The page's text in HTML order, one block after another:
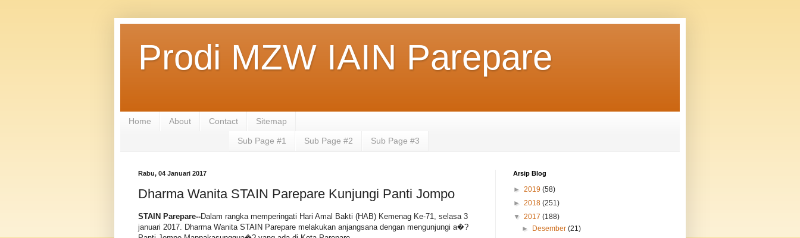
Prodi MZW IAIN Parepare
Home About Contact Sitemap
Sub Page #1 Sub Page #2 Sub Page #3
Rabu, 04 Januari 2017
Dharma Wanita STAIN Parepare Kunjungi Panti Jompo
STAIN Parepare--Dalam rangka memperingati Hari Amal Bakti (HAB) Kemenag Ke-71, selasa 3
januari 2017. Dharma Wanita STAIN Parepare melakukan anjangsana dengan mengunjungi a�?
Arsip Blog
► 2019 (58)
► 2018 (251)
▼ 2017 (188)
► Desember(21)